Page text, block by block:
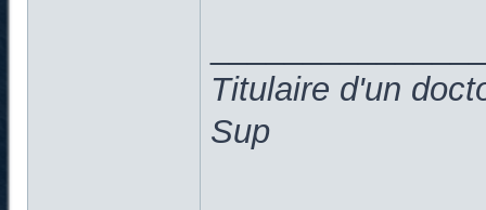
Titulaire d'un
Sup